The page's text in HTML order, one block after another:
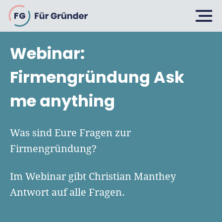
FG
Planen
Selbstständig machen
Bin ich ein Gründer?
Businessplan schreiben
Firma gründen: 10 Tipps
Rechtsform wählen
UG gründen
Webinar:
Firmengründung Ask
me anything
Was sind Eure Fragen zur
Firmengründung?
Im Webinar gibt Christian Manthey
Antwort auf alle Fragen.